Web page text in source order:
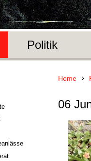
Politik
Home
06